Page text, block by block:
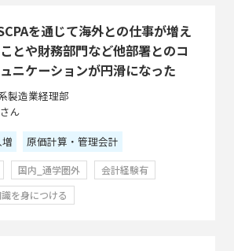
を通じて海外との仕事が増え
とや財務部門など他部署とのコ
ニケーションが円滑になった
製造業経理部
ん
原価計算・管理会計
国内_通学圏外
会計経験有
を身につける